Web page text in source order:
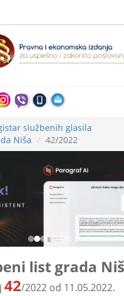
službenih glasila
Niša
42/2022
list grada
42/2022 od 11.05.2022.